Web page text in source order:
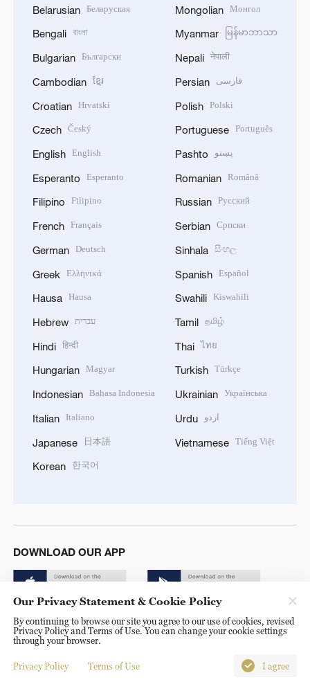
Belarusian Беларуская
Bengali বাংলা
Bulgarian Български
Cambodian ខ្មែរ
Croatian Hrvatski
Czech Český
English English
Esperanto Esperanto
Filipino Filipino
French Français
German Deutsch
Greek Ελληνικά
Hausa Hausa
Hebrew עברית
Hindi हिन्दी
Hungarian Magyar
Indonesian Bahasa Indonesia
Italian Italiano
Japanese 日本語
Korean 한국어
Mongolian Монгол
Myanmar မြန်မာဘာသာ
Nepali नेपाली
Persian فارسی
Polish Polski
Portuguese Português
Pashto پښتو
Romanian Română
Russian Русский
Serbian Српски
Sinhala සිංහල
Spanish Español
Swahili Kiswahili
Tamil தமிழ்
Thai ไทย
Turkish Türkçe
Ukrainian Українська
Urdu اردو
Vietnamese Tiếng Việt
DOWNLOAD OUR APP
Shijingshan Road, Beijing, China. 100040
Our Privacy Statement & Cookie Policy
By continuing to browse our site you agree to our use of cookies, revised
Privacy Policy and Terms of Use. You can change your cookie settings
through your browser.
Privacy Policy Terms of Use I agree